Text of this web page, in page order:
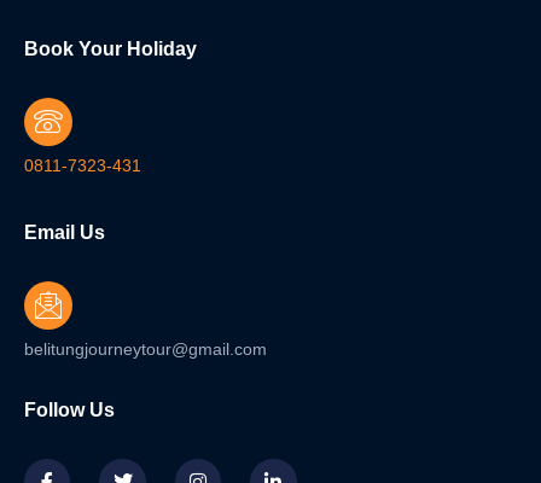
Book Your Holiday
0811-7323-431
Email Us
belitungjourneytour@gmail.com
Follow Us